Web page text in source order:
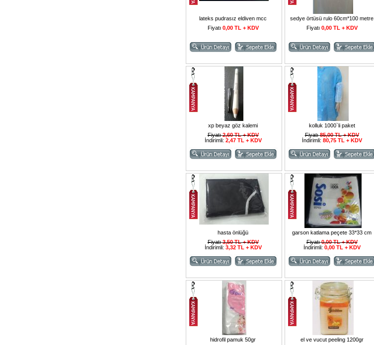
lateks pudrasız eldiven mcc
Fiyatı 0,00 TL + KDV
sedye örtüsü rulo 60cm*100 metre
Fiyatı 0,00 TL + KDV
xp beyaz göz kalemi
Fiyatı2,60 TL + KDV
İndirimli: 2,47 TL + KDV
kolluk 1000`li paket
Fiyatı85,00 TL + KDV
İndirimli: 80,75 TL + KDV
hasta önlüğü
Fiyatı3,50 TL + KDV
İndirimli: 3,32 TL + KDV
garson katlama peçete 33*33 cm
Fiyatı0,00 TL + KDV
İndirimli: 0,00 TL + KDV
hidrofil pamuk 50gr
el ve vucut peeling 1200gr